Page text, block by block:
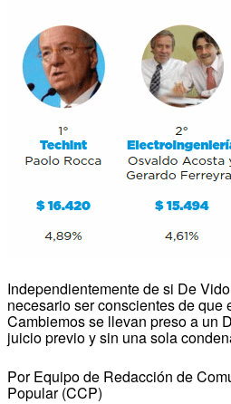
Independientemente de si De
necesario ser conscientes de que
Cambiemos se llevan preso a un
juicio previo y sin una sola
Por Equipo de Redacción de
Popular (CCP)